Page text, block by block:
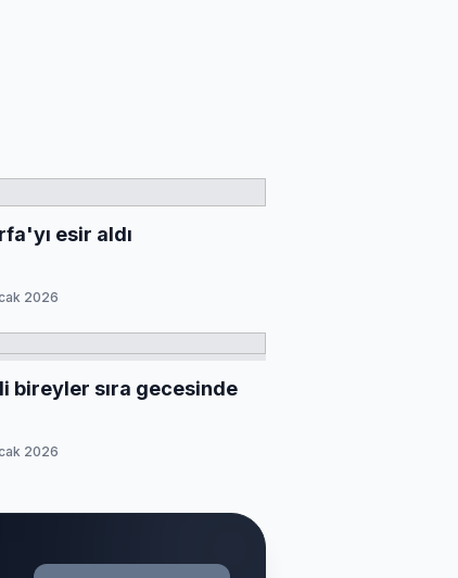
esir aldı
2026
bireyler sıra gecesinde
2026